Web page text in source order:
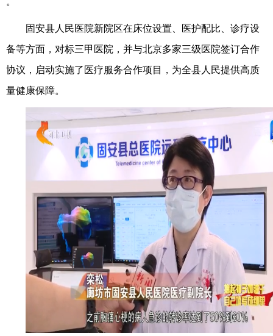
固安县人民医院新院区在床位设置、医护配比、诊疗设
备等方面，对标三甲医院，并与北京多家三级医院签订合作
协议，启动实施了医疗服务合作项目，为全县人民提供高质
量健康保障。